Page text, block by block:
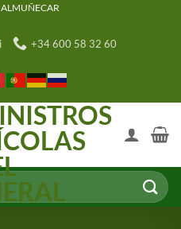
+34 600 58 32 60